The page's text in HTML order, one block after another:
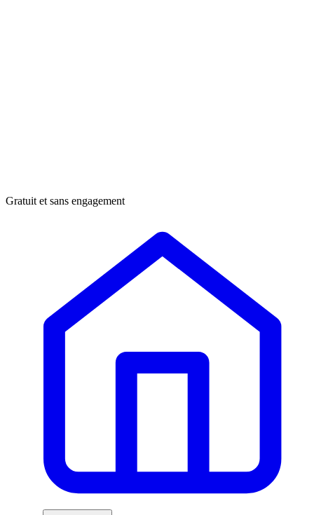
Gratuit et sans engagement